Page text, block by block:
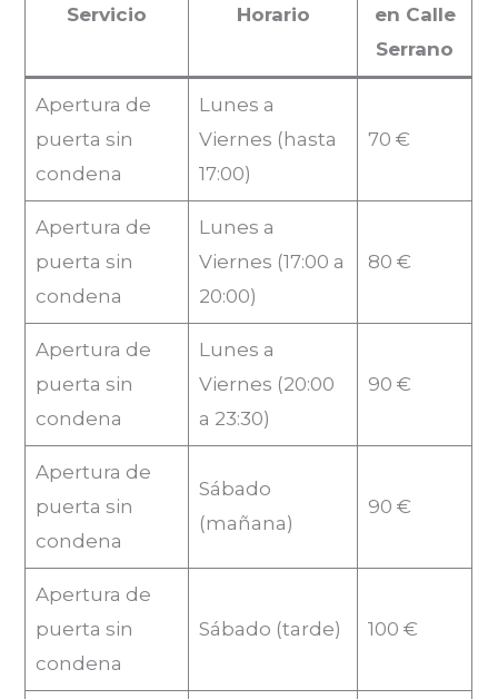
Servicio Horario
en Calle
Serrano
Apertura de
puerta sin
condena
Lunes a
Viernes (hasta
17:00)
70 €
Apertura de
puerta sin
condena
Lunes a
Viernes (17:00 a
20:00)
80 €
Apertura de
puerta sin
condena
Lunes a
Viernes (20:00
a 23:30)
90 €
Apertura de
puerta sin
condena
Sábado
(mañana)
90 €
Apertura de
puerta sin
condena
Sábado (tarde) 100 €